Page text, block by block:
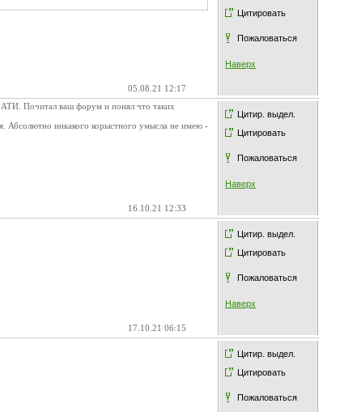
Цитировать
Пожаловаться
Наверх
05.08.21 12:17
Цитир. выдел.
Цитировать
Пожаловаться
Наверх
АТИ. Почитал ваш форум и понял что таких
Абсолютно никакого корыстного умысла не имею -
16.10.21 12:33
Цитир. выдел.
Цитировать
Пожаловаться
Наверх
17.10.21 06:15
Цитир. выдел.
Цитировать
Пожаловаться